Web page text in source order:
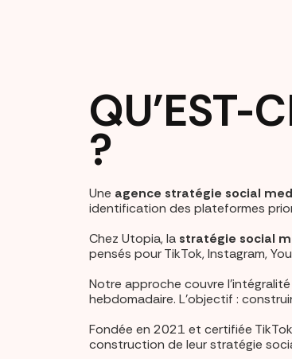
QU'EST-
?
Une agence stratégie social
identification des plateformes
Chez Utopia, la stratégie social
pensés pour TikTok, Instagram,
Notre approche couvre
hebdomadaire. L'objectif :
Fondée en 2021 et certifiée
construction de leur stratégie